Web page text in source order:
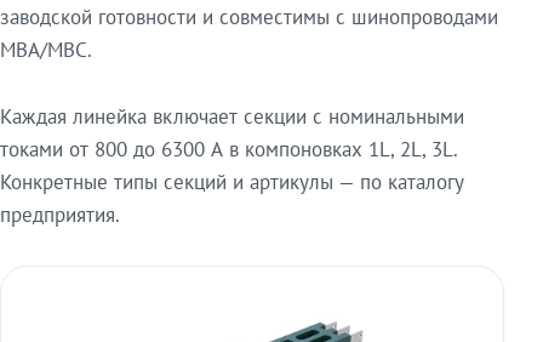
заводской готовности и совместимы с шинопроводами
МВА/МВС.
Каждая линейка включает секции с номинальными
токами от 800 до 6300 А в компоновках 1L, 2L, 3L.
Конкретные типы секций и артикулы — по каталогу
предприятия.